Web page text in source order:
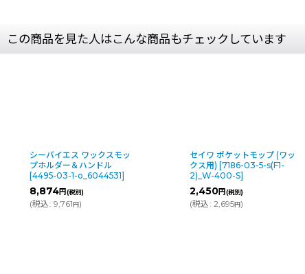
この商品を見た人はこんな商品もチェックしています
セイワ ポケットモップ (ワッ
クス用) [7186-03-5-s(F1-
2)_W-400-S]
2,450円(税別)
(税込: 2,695円)
セイワ ザラザラ床用水拭き
モップ 10646-03-10-s(F1-
1)_MZR-500-5
3,410円(税別)
(税込: 3,751円)